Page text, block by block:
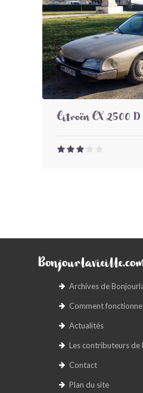
Citroën CX 2500 D
Archives de
Comment
Actualités
Les contributeurs
Contact
Plan du site